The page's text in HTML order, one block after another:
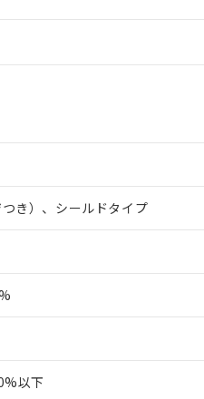
き）、シールドタイプ
以下